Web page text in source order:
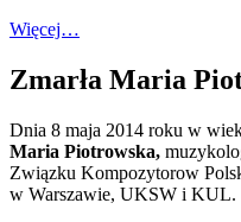
Więcej…
Zmarła Maria
Dnia 8 maja 2014 roku w
Maria Piotrowska,
Związku Kompozytorow
w Warszawie, UKSW i KUL.